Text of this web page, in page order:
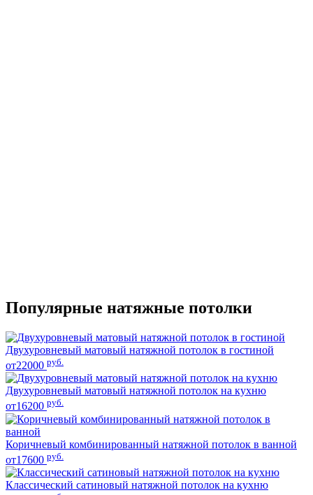
Популярные натяжные потолки
Двухуровневый матовый натяжной потолок в гостиной
от22000 руб.
Двухуровневый матовый натяжной потолок на кухню
от16200 руб.
Коричневый комбинированный натяжной потолок в ванной
от17600 руб.
Классический сатиновый натяжной потолок на кухню